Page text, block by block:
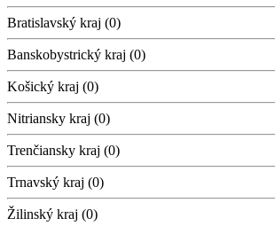
Bratislavský kraj (0)
Banskobystrický kraj (0)
Košický kraj (0)
Nitriansky kraj (0)
Trenčiansky kraj (0)
Trnavský kraj (0)
Žilinský kraj (0)